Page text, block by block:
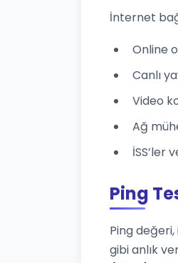
İnternet
Online
Canlı
Video
Ağ
İSS’ler
Ping
Ping
gibi anlık